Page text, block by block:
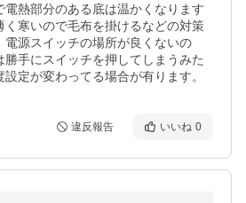
熱部分のある底は温かくなります
く寒いので毛布を掛けるなどの対策
電源スイッチの場所が良くないの
勝手にスイッチを押してしまうみた
定が変わってる場合が有ります。
違反報告 いいね 0